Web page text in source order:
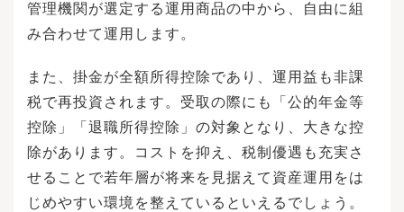
管理機関が選定する運用商品の中から、自由に組
み合わせて運用します。
また、掛金が全額所得控除であり、運用益も非課
税で再投資されます。受取の際にも「公的年金等
控除」「退職所得控除」の対象となり、大きな控
除があります。コストを抑え、税制優遇も充実さ
せることで若年層が将来を見据えて資産運用をは
じめやすい環境を整えているといえるでしょう。